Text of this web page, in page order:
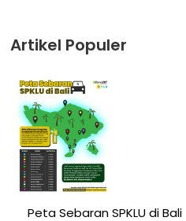
Artikel Populer
Peta Sebaran SPKLU di Bali